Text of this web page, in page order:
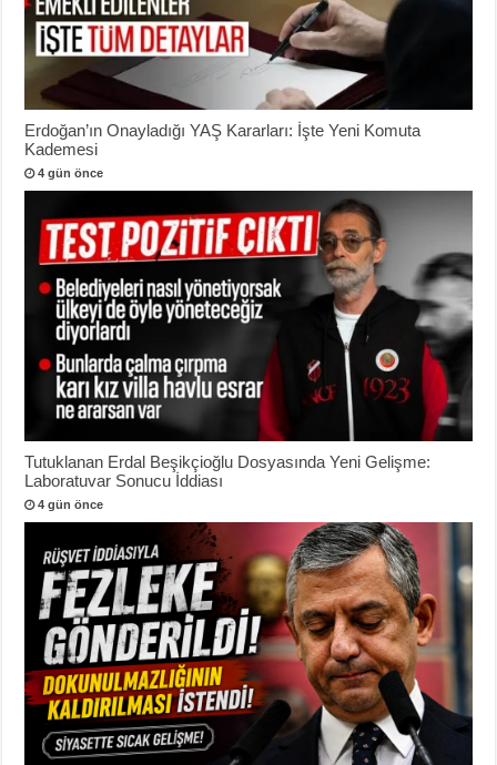
Erdoğan’ın Onayladığı YAŞ Kararları: İşte Yeni Komuta
Kademesi
4 gün önce
Tutuklanan Erdal Beşikçioğlu Dosyasında Yeni Gelişme:
Laboratuvar Sonucu İddiası
4 gün önce